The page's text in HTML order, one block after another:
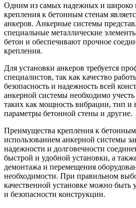
Одним из самых надежных и широко
крепления к бетонным стенам
анкеров. Анкерные системы
специальные металлические
бетон и обеспечивают прочное
крепления.
Для установки анкеров требуется
специалистов, так как качество
безопасность и надежность всей
анкерной системы необходимо
таких как мощность вибрации, тип и
параметры бетонной стены и другие.
Преимущества крепления к
использованием анкерной системы
надежности и долговечности
быстрой и удобной установки, а
демонтажа и перемещения
необходимости. При правильном
качественной установке можно быть
и безопасности конструкции.